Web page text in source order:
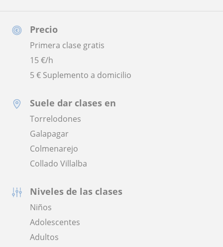
Precio
Primera clase gratis
15€/h
5 € Suplemento a domicilio
Suele dar clases en
Torrelodones
Galapagar
Colmenarejo
Collado Villalba
Niveles de las clases
Niños
Adolescentes
Adultos